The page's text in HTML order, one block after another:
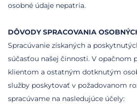
osobné údaje nepatria.
DÔVODY SPRACOVANIA
Spracúvanie získaných a
súčasťou našej činnosti. V opačnom
klientom a ostatným dotknutým
služby poskytovať v požadovanom
spracúvame na nasledujúce účely: